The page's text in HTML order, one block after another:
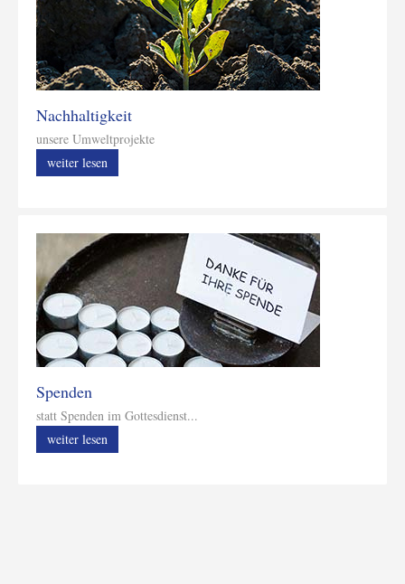
Nachhaltigkeit
unsere Umweltprojekte
weiter lesen
Spenden
statt Spenden im Gottesdienst...
weiter lesen